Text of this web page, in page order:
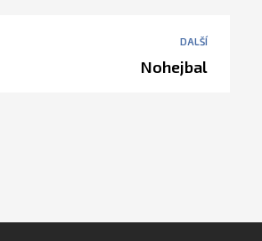
DALŠÍ
Nohejbal